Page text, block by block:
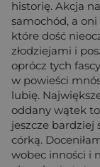
historię. Akcja
samochód, a
które dość
złodziejami i
oprócz tych
w powieści
lubię.
oddany wątek
jeszcze
córką.
wobec inności i